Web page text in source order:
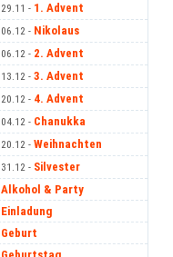
29.11 - 1. Advent
06.12 - Nikolaus
06.12 - 2. Advent
13.12 - 3. Advent
20.12 - 4. Advent
04.12 - Chanukka
20.12 - Weihnachten
31.12 - Silvester
Alkohol & Party
Einladung
Geburt